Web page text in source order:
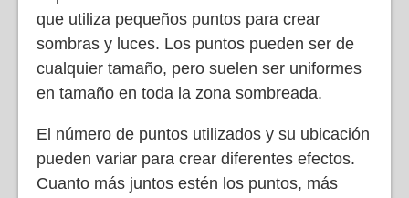
que utiliza pequeños puntos para crear
sombras y luces. Los puntos pueden ser de
cualquier tamaño, pero suelen ser uniformes
en tamaño en toda la zona sombreada.
El número de puntos utilizados y su ubicación
pueden variar para crear diferentes efectos.
Cuanto más juntos estén los puntos, más